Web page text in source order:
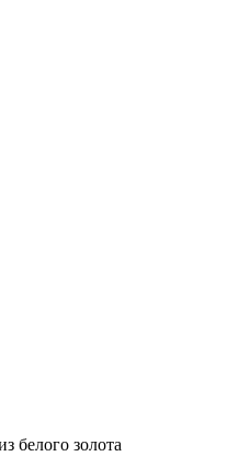
белого золота